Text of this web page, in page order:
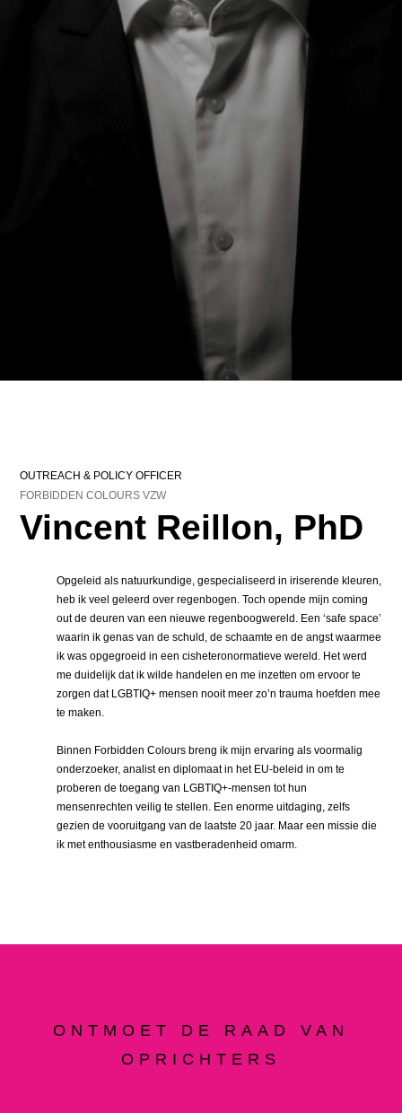
OUTREACH & POLICY OFFICER
FORBIDDEN COLOURS VZW
Vincent Reillon, PhD
Opgeleid als natuurkundige, gespecialiseerd in iriserende kleuren,
heb ik veel geleerd over regenbogen. Toch opende mijn coming
out de deuren van een nieuwe regenboogwereld. Een ‘safe space’
waarin ik genas van de schuld, de schaamte en de angst waarmee
ik was opgegroeid in een cisheteronormatieve wereld. Het werd
me duidelijk dat ik wilde handelen en me inzetten om ervoor te
zorgen dat LGBTIQ+ mensen nooit meer zo’n trauma hoefden mee
te maken.
Binnen Forbidden Colours breng ik mijn ervaring als voormalig
onderzoeker, analist en diplomaat in het EU-beleid in om te
proberen de toegang van LGBTIQ+-mensen tot hun
mensenrechten veilig te stellen. Een enorme uitdaging, zelfs
gezien de vooruitgang van de laatste 20 jaar. Maar een missie die
ik met enthousiasme en vastberadenheid omarm.
ONTMOET DE RAAD VAN
OPRICHTERS